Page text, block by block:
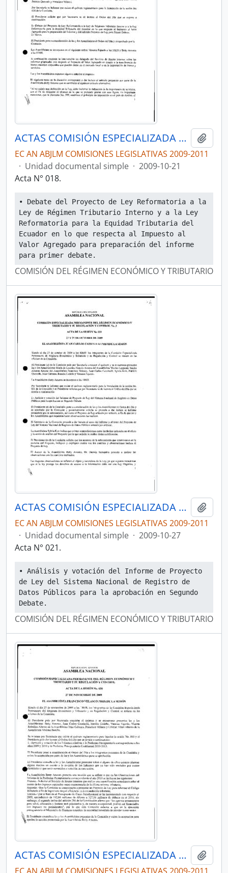
ACTAS COMISIÓN ESPECIALIZADA PERMANENTE DEL RÉGIMEN ECONÓMICO Y TRIBUTARIO Y SU REGULACIÓN Y CONTROL
EC AN ABJLM COMISIONES LEGISLATIVAS 2009-2011
· Unidad documental simple · 2009-10-21
Acta N° 018.
• Debate del Proyecto de Ley Reformatoria a la
Ley de Régimen Tributario Interno y a la Ley
Reformatoria para la Equidad Tributaria del
Ecuador en lo que respecta al Impuesto al
Valor Agregado para preparación del informe
para primer debate.
COMISIÓN DEL RÉGIMEN ECONÓMICO Y TRIBUTARIO
ACTAS COMISIÓN ESPECIALIZADA PERMANENTE DEL RÉGIMEN ECONÓMICO Y TRIBUTARIO Y SU REGULACIÓN Y CONTROL
EC AN ABJLM COMISIONES LEGISLATIVAS 2009-2011
· Unidad documental simple · 2009-10-27
Acta N° 021.
• Análisis y votación del Informe de Proyecto
de Ley del Sistema Nacional de Registro de
Datos Públicos para la aprobación en Segundo
Debate.
COMISIÓN DEL RÉGIMEN ECONÓMICO Y TRIBUTARIO
ACTAS COMISIÓN ESPECIALIZADA PERMANENTE DEL RÉGIMEN ECONÓMICO Y TRIBUTARIO Y SU REGULACIÓN Y CONTROL